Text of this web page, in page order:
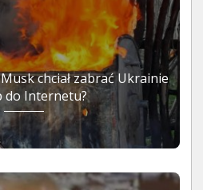
chciał zabrać Ukrainie
do Internetu?